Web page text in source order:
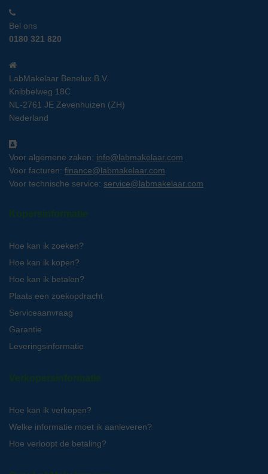
Bel ons
0180 321 820
LabMakelaar Benelux B.V.
Knibbelweg 18C
NL-2761 JE Zevenhuizen (ZH)
Nederland
Voor algemene zaken: info@labmakelaar.com
Voor facturen: finance@labmakelaar.com
Voor technische service: service@labmakelaar.com
Kopersinformatie
Hoe kan ik zoeken?
Hoe kan ik kopen?
Hoe kan ik betalen?
Plaats een zoekopdracht
Serviceaanvraag
Garantie
Leveringsinformatie
Verkopersinformatie
Hoe kan ik verkopen?
Welke informatie moet ik aanleveren?
Hoe verloopt de betaling?